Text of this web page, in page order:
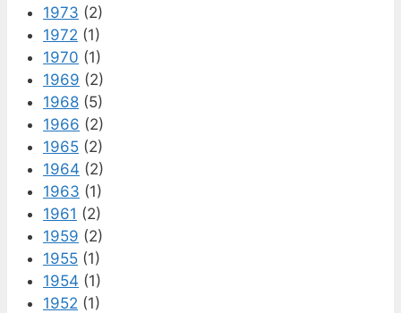
1973 (2)
1972 (1)
1970 (1)
1969 (2)
1968 (5)
1966 (2)
1965 (2)
1964 (2)
1963 (1)
1961 (2)
1959 (2)
1955 (1)
1954 (1)
1952 (1)